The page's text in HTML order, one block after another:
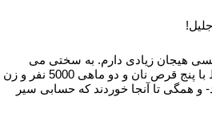
هیجان زیادی دارم. به سختی می
با پنج قرص نان و دو ماهی 0005 نفر و زن
و همگی تا آنجا خوردند که حسابی سیر